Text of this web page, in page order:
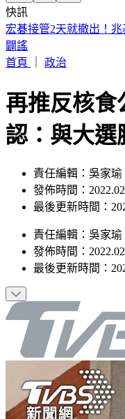
快訊
罕談不倫風波！謝忻坦
首頁
再推反核
認：與大
發佈時間：
最後更新時間：
發佈時間：
最後更新時間：